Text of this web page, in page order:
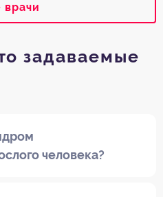
врачи
задаваемые
человека?